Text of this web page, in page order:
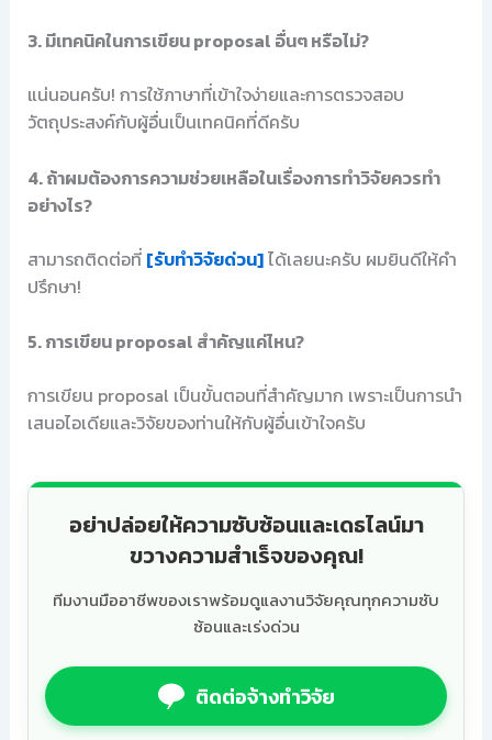
3. มีเทคนิคในการเขียน proposal อื่นๆ หรือไม่?
แน่นอนครับ! การใช้ภาษาที่เข้าใจง่ายและการตรวจสอบ
วัตถุประสงค์กับผู้อื่นเป็นเทคนิคที่ดีครับ
4. ถ้าผมต้องการความช่วยเหลือในเรื่องการทำวิจัยควรทำ
อย่างไร?
สามารถติดต่อที่ [รับทำวิจัยด่วน]ได้เลยนะครับ ผมยินดีให้คำ
ปรึกษา!
5. การเขียน proposal สำคัญแค่ไหน?
การเขียน proposal เป็นขั้นตอนที่สำคัญมาก เพราะเป็นการนำ
เสนอไอเดียและวิจัยของท่านให้กับผู้อื่นเข้าใจครับ
อย่าปล่อยให้ความซับซ้อนและเดธไลน์มา
ขวางความสำเร็จของคุณ!
ทีมงานมืออาชีพของเราพร้อมดูแลงานวิจัยคุณทุกความซับ
ซ้อนและเร่งด่วน
ติดต่อจ้างทำวิจัย